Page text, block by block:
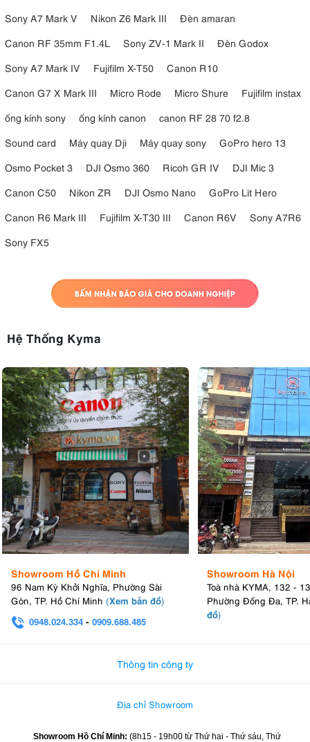
Sony A7 Mark V
Nikon Z6 Mark III
Đèn amaran
Canon RF 35mm F1.4L
Sony ZV-1 Mark II
Đèn Godox
Sony A7 Mark IV
Fujifilm X-T50
Canon R10
Canon G7 X Mark III
Micro Rode Micro Shure
Fujifilm instax
ống kính sony
ống kính canon
canon RF 28 70 f2.8
Sound card
Máy quay Dji Máy quay sony
GoPro hero 13
Osmo Pocket 3
DJI Osmo 360 Ricoh GR IV
DJI Mic 3
Canon C50
Nikon ZR DJI Osmo Nano
GoPro Lit Hero
Canon R6 Mark III
Fujifilm X-T30 III Canon R6V
Sony A7R6
Sony FX5
Hệ Thống Kyma
Showroom Hồ Chí Minh
96 Nam Kỳ Khởi Nghĩa, Phường Sài
Gòn, TP. Hồ Chí Minh (Xem bản đồ)
0948.024.334 - 0909.688.485
Showroom Hà Nội
Toà nhà KYMA, 132 -
Phường Đống Đa, TP.
đồ)
Thông tin công ty
Địa chỉ Showroom
Showroom Hồ Chí Minh: (8h15 - 19h00 từ Thứ hai - Thứ sáu, Thứ